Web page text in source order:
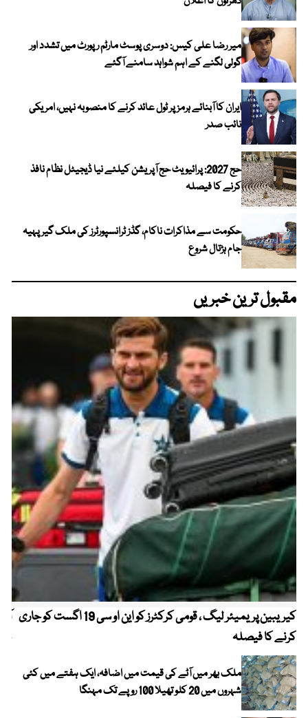
میر رضا علی کیس: دوسری پوسٹ مارٹم رپورٹ میں تشدد اور
گولی لگنے کے اہم شواہد سامنے آگئے
ایران کا آبنائے ہرمز پر ٹول عائد کرنے کا منصوبہ نہیں، امریکی
نائب صدر
حج 2027: پرائیویٹ حج آپریشن کیلئے نیا ڈیجیٹل نظام نافذ
کرنے کا فیصلہ
حکومت سے مذاکرات ناکام، گڈز ٹرانسپورٹرز کی ملک گیر پہیہ
جام ہڑتال شروع
مقبول ترین خبریں
کیریبین پریمیئر لیگ ، قومی کرکٹرز کو این او سی 19 اگست کو جاری
کرنے کا فیصلہ
ملک بھر میں آٹے کی قیمت میں اضافہ، ایک ہفتے میں کئی
شہروں میں 20 کلو تھیلا 100 روپے تک مہنگا